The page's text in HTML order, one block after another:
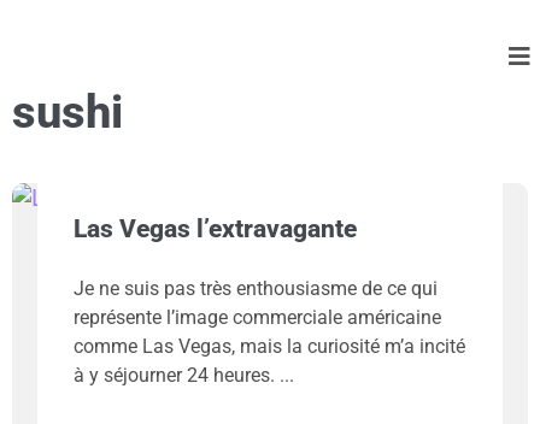
sushi
Las Vegas l’extravagante
Je ne suis pas très enthousiasme de ce qui
représente l’image commerciale américaine
comme Las Vegas, mais la curiosité m’a incité
à y séjourner 24 heures.